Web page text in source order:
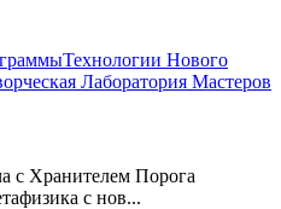
Технологии Нового
Лаборатория Мастеров
с Хранителем Порога
с нов...